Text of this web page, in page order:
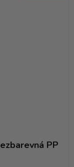
PP